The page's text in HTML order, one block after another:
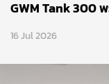
GWM Tank 300
16 Jul 2026